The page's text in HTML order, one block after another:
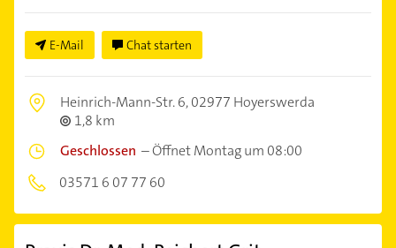
E-Mail Chat starten
Heinrich-Mann-Str. 6,02977 Hoyerswerda
1,8 km
Geschlossen –Öffnet Montag um 08:00
03571 6 07 77 60